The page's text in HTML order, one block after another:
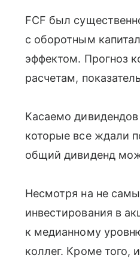
FCF был
с оборотным
эффектом. Прогноз
расчетам,
Касаемо
которые все ждали
общий дивиденд
Несмотря на не
инвестирования в
к медианному
коллег. Кроме того,